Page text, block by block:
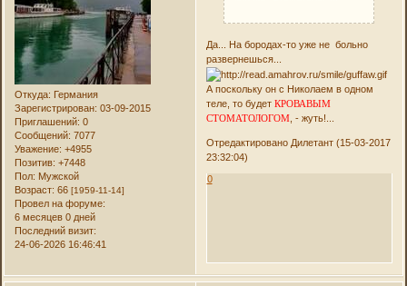
Откуда: Германия
Зарегистрирован: 03-09-2015
Приглашений: 0
Сообщений: 7077
Уважение: +4955
Позитив: +7448
Пол: Мужской
Возраст: 66[1959-11-14]
Провел на форуме:
6 месяцев 0 дней
Последний визит:
24-06-2026 16:46:41
Да... На бородах-то уже не больно
развернешься...
А поскольку он с Николаем в одном
теле, то будет КРОВАВЫМ
СТОМАТОЛОГОМ, - жуть!...
Отредактировано Дилетант (15-03-2017
23:32:04)
0